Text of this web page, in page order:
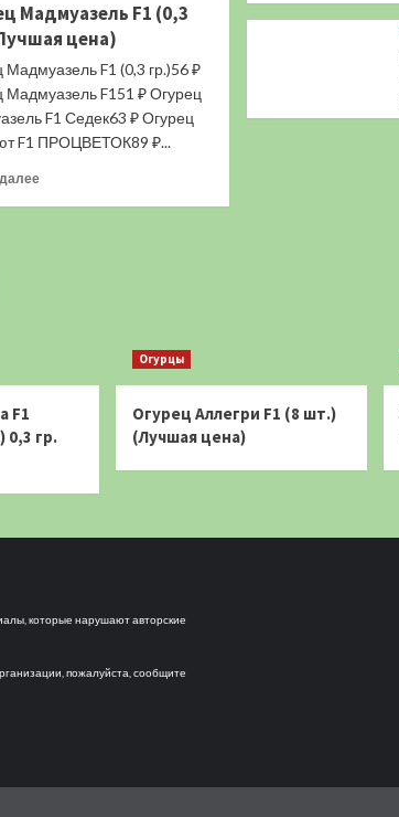
(0,3
гр.)
цена)
Мадмуазель F1 (0,3
цена)
Мадмуазель F1 (0,3 гр.)56 ₽
Мадмуазель F151 ₽ Огурец
F1 Седек63 ₽ Огурец
F1 ПРОЦВЕТОК89 ₽...
Прочитать
F1
гр.
Огурцы
Огурец Аллегри F1 (8 шт.)
(Лучшая цена)
которые нарушают авторские
пожалуйста, сообщите